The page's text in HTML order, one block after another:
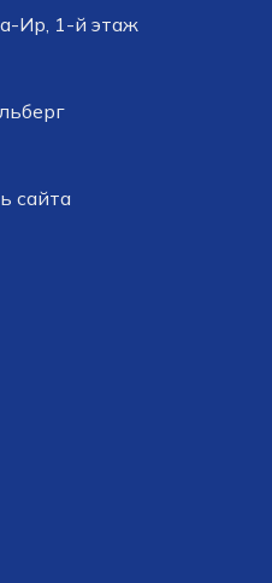
Ир, 1-й этаж
сайта